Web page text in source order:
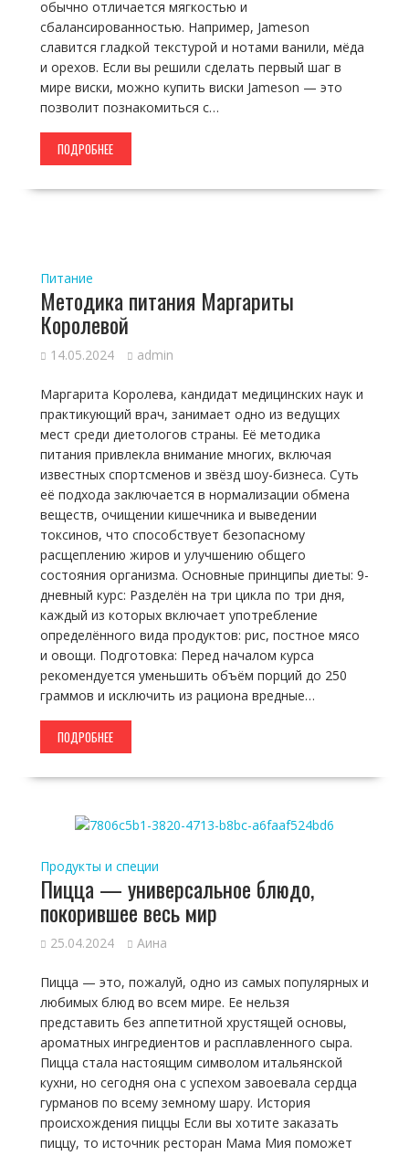
обычно отличается мягкостью и
сбалансированностью. Например, Jameson
славится гладкой текстурой и нотами ванили, мёда
и орехов. Если вы решили сделать первый шаг в
мире виски, можно купить виски Jameson — это
позволит познакомиться с…
ПОДРОБНЕЕ
Питание
Методика питания Маргариты
Королевой
14.05.2024 admin
Маргарита Королева, кандидат медицинских наук и
практикующий врач, занимает одно из ведущих
мест среди диетологов страны. Её методика
питания привлекла внимание многих, включая
известных спортсменов и звёзд шоу-бизнеса. Суть
её подхода заключается в нормализации обмена
веществ, очищении кишечника и выведении
токсинов, что способствует безопасному
расщеплению жиров и улучшению общего
состояния организма. Основные принципы диеты: 9-
дневный курс: Разделён на три цикла по три дня,
каждый из которых включает употребление
определённого вида продуктов: рис, постное мясо
и овощи. Подготовка: Перед началом курса
рекомендуется уменьшить объём порций до 250
граммов и исключить из рациона вредные…
ПОДРОБНЕЕ
Продукты и специи
Пицца — универсальное блюдо,
покорившее весь мир
25.04.2024 Аина
Пицца — это, пожалуй, одно из самых популярных и
любимых блюд во всем мире. Ее нельзя
представить без аппетитной хрустящей основы,
ароматных ингредиентов и расплавленного сыра.
Пицца стала настоящим символом итальянской
кухни, но сегодня она с успехом завоевала сердца
гурманов по всему земному шару. История
происхождения пиццы Если вы хотите заказать
пиццу, то источник ресторан Мама Мия поможет